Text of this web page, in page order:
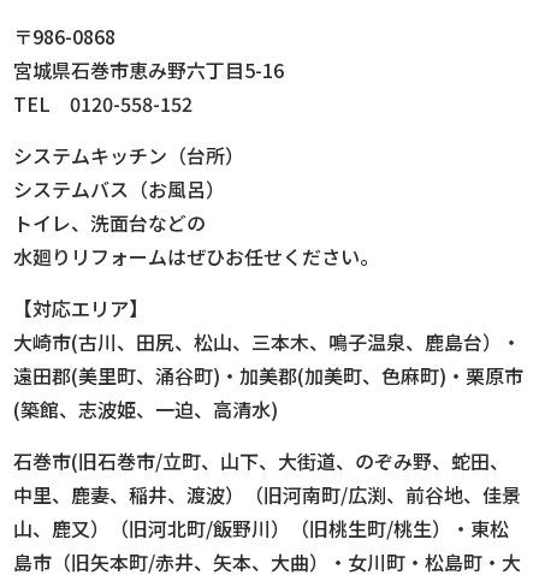
〒986-0868
宮城県石巻市恵み野六丁目5-16
TEL 0120-558-152
システムキッチン（台所）
システムバス（お風呂）
トイレ、洗面台などの
水廻りリフォームはぜひお任せください。
【対応エリア】
大崎市(古川、田尻、松山、三本木、鳴子温泉、鹿島台）・
遠田郡(美里町、涌谷町)・加美郡(加美町、色麻町)・栗原市
(築館、志波姫、一迫、高清水)
石巻市(旧石巻市/立町、山下、大街道、のぞみ野、蛇田、
中里、鹿妻、稲井、渡波）（旧河南町/広渕、前谷地、佳景
山、鹿又）（旧河北町/飯野川）（旧桃生町/桃生）・東松
島市（旧矢本町/赤井、矢本、大曲）・女川町・松島町・大